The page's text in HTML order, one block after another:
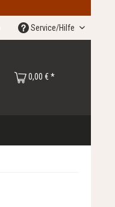
Service/Hilfe
0,00 € *